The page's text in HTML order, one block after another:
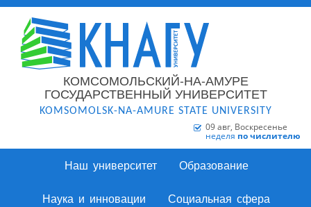
КОМСОМОЛЬСКИЙ-НА-АМУРЕ
ГОСУДАРСТВЕННЫЙ УНИВЕРСИТЕТ
KOMSOMOLSK-NA-AMURE STATE UNIVERSITY
09 авг, Воскресенье
неделя по числителю
Наш университет Образование
Наука и инновации Социальная сфера